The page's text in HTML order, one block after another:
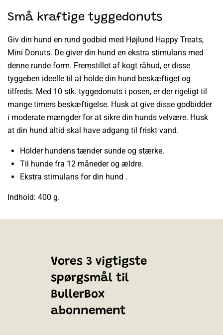
Små kraftige tyggedonuts
Giv din hund en rund godbid med Højlund Happy Treats,
Mini Donuts. De giver din hund en ekstra stimulans med
denne runde form. Fremstillet af kogt råhud, er disse
tyggeben ideelle til at holde din hund beskæftiget og
tilfreds. Med 10 stk. tyggedonuts i posen, er der rigeligt til
mange timers beskæftigelse. Husk at give disse godbidder
i moderate mængder for at sikre din hunds velvære. Husk
at din hund altid skal have adgang til friskt vand.
Holder hundens tænder sunde og stærke.
Til hunde fra 12 måneder og ældre.
Ekstra stimulans for din hund .
Indhold: 400 g.
Vores 3 vigtigste
spørgsmål til
BullerBox
abonnement